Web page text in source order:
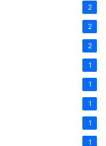
2
2
2
1
1
1
1
1